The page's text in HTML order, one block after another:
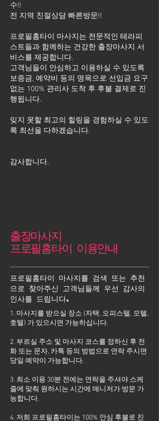
수!!
전 지역 친절상담 빠른방문!!
프로필홈타이 마사지는 전문적인 테라피
스트들과 함께하는 건강한 출장마사지 서
비스를 제공합니다.
고객님들이 안심하고 이용하실 수 있도록
보증금, 예약비 등의 명목으로 선입금 요구
없는 100% 관리사 도착 후 후불 결제로 진
행됩니다.
잊지 못할 최고의 힐링을 경험하실 수 있도
록 최선을 다하겠습니다.
​감사합니다.
출장마사지
프로필홈타이 이용안내
프로필홈타이 마사지를 검색 또는 추천
으로 찾아주신 고객님들께 우선 감사의
인사를 드립니다.
1. 마사지를 받으실 장소 (자택, 오피스텔, 모텔,
호텔) 가 있으시면 가능하십니다.
2. 부르실 주소 및 마사지 코스를 정하신 후 전
화 또는 문자, 카톡 등의 방법으로 연락 주시면
당일 예약이 가능합니다.
3. 최소 이용 30분 전에는 연락을 주셔야 스케
줄에 맞춰 원하시는 시간에 매니저가 방문 가
능합니다.
4. 저희 프로필홈타이는 100% 안심 후불로 진